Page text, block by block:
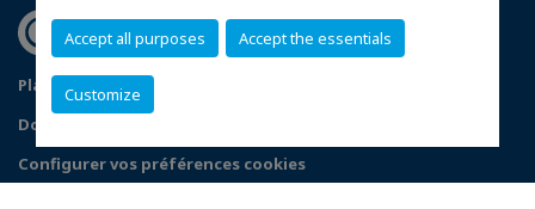
Accept all purposes Accept the essentials
Customize
Plan du site Statut CCIFER
Données personnelles
Configurer vos préférences cookies